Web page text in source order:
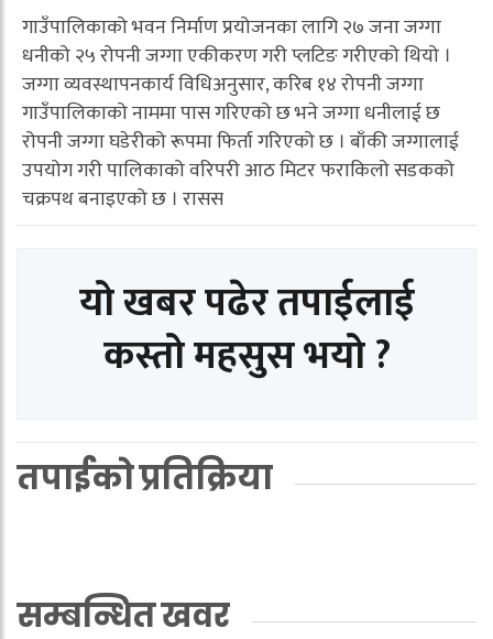
गाउँपालिकाको भवन निर्माण प्रयोजनका लागि २७ जना जग्गा
धनीको २५ रोपनी जग्गा एकीकरण गरी प्लटिङ गरीएको थियो ।
जग्गा व्यवस्थापनकार्य विधिअनुसार, करिब १४ रोपनी जग्गा
गाउँपालिकाको नाममा पास गरिएको छ भने जग्गा धनीलाई छ
रोपनी जग्गा घडेरीको रूपमा फिर्ता गरिएको छ । बाँकी जग्गालाई
उपयोग गरी पालिकाको वरिपरी आठ मिटर फराकिलो सडकको
चक्रपथ बनाइएको छ । रासस
यो खबर पढेर तपाईलाई
कस्तो महसुस भयो ?
तपाईको प्रतिक्रिया
सम्बन्धित खवर